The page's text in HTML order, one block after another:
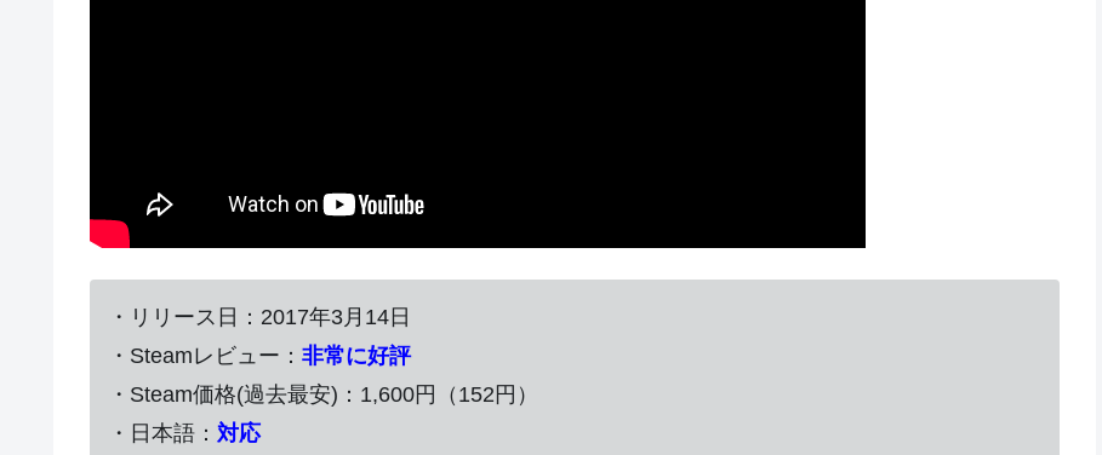
・リリース日：2017年3月14日
・Steamレビュー： 非常に好評
・Steam価格(過去最安)：1,600円（152円）
・日本語： 対応